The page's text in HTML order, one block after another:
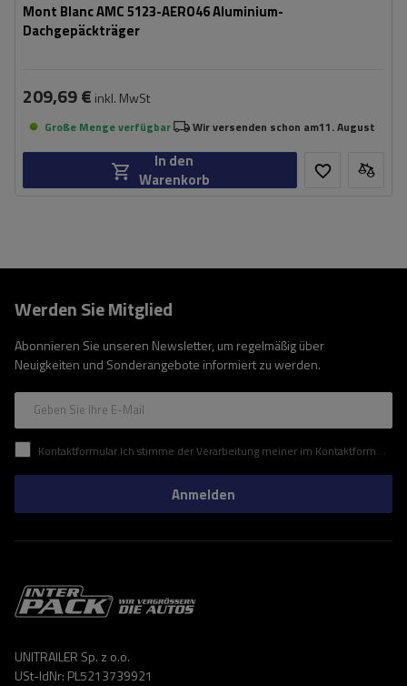
Mont Blanc AMC 5123-AERO46 Aluminium-
Dachgepäckträger
209,69 € inkl. MwSt
Große Menge verfügbar Wir versenden schon am11. August
In den
Warenkorb
Werden Sie Mitglied
Abonnieren Sie unseren Newsletter, um regelmäßig über
Neuigkeiten und Sonderangebote informiert zu werden.
Geben Sie Ihre E-Mail
Kontaktformular Ich stimme der Verarbeitung meiner im Kontaktformular enthaltenen personenbezogenen Daten gemäß der Verordnung (EU) des Europäischen Parlaments und des Rates zu.
Anmelden
UNITRAILER Sp. z o.o.
USt-IdNr: PL5213739921